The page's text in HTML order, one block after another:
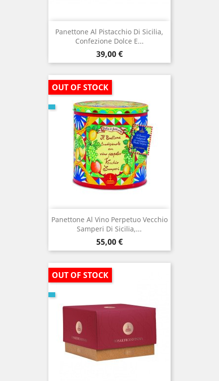
Panettone Al Pistacchio Di Sicilia,
Confezione Dolce E...
Prezzo
39,00 €
Panettone Al Vino Perpetuo Vecchio
Samperi Di Sicilia,...
Prezzo
55,00 €
OUT OF STOCK
OUT OF STOCK